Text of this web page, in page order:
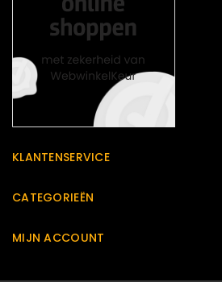
KLANTENSERVICE
CATEGORIEËN
MIJN ACCOUNT